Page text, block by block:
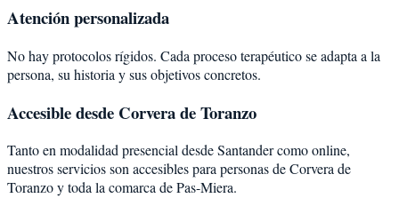
Atención personalizada
No hay protocolos rígidos. Cada proceso terapéutico se adapta a la
persona, su historia y sus objetivos concretos.
Accesible desde Corvera de Toranzo
Tanto en modalidad presencial desde Santander como online,
nuestros servicios son accesibles para personas de Corvera de
Toranzo y toda la comarca de Pas-Miera.